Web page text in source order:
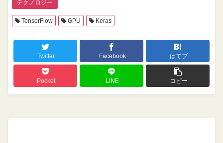
テクノロジー
TensorFlow GPU Keras
Twitter Facebook はてブ
Pocket LINE コピー